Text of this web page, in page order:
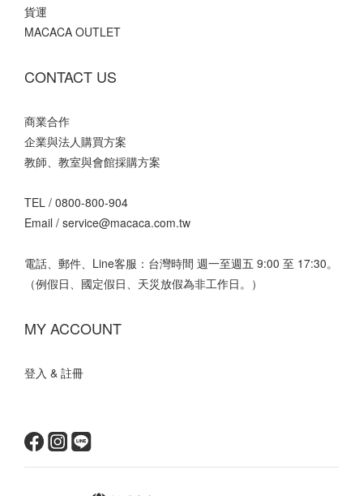
貨運
MACACA OUTLET
CONTACT US
商業合作
企業與法人購買方案
教師、教室與會館採購方案
TEL / 0800-800-904
Email / service@macaca.com.tw
電話、郵件、Line客服：台灣時間 週一至週五 9:00 至 17:30。
（例假日、國定假日、天災放假為非工作日。）
MY ACCOUNT
登入 & 註冊